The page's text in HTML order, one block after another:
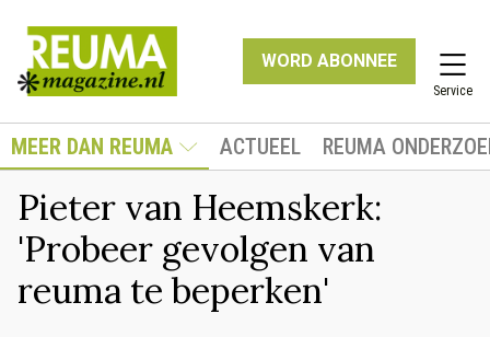
WORD ABONNEE
Service
MEER DAN REUMA ACTUEEL REUMA
Pieter van Heemskerk:
'Probeer gevolgen van
reuma te beperken'